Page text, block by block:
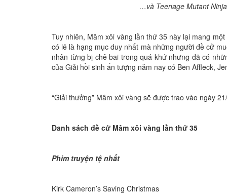
…và Teenage Mutant
Tuy nhiên, Mâm xôi vàng lần thứ 35 này lại mang
có lẽ là hạng mục duy nhất mà những người đề cử
nhân từng bị chê bai trong quá khứ nhưng đã có
của Giải hồi sinh ấn tượng năm nay có Ben Affleck,
“Giải thưởng” Mâm xôi vàng sẽ được trao vào ngày
Danh sách đề cử Mâm xôi vàng lần thứ 35
Phim truyện tệ nhất
Kirk Cameron’s Saving Christmas